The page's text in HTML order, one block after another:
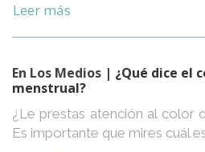
Leer más
En Los Medios | ¿Qué dice el
menstrual?
¿Le prestas atención al color
Es importante que mires cuál